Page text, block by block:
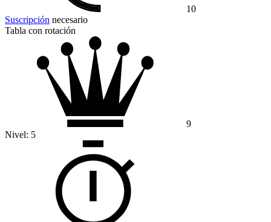
10
Suscripción necesario
Tabla con rotación
9
Nivel: 5